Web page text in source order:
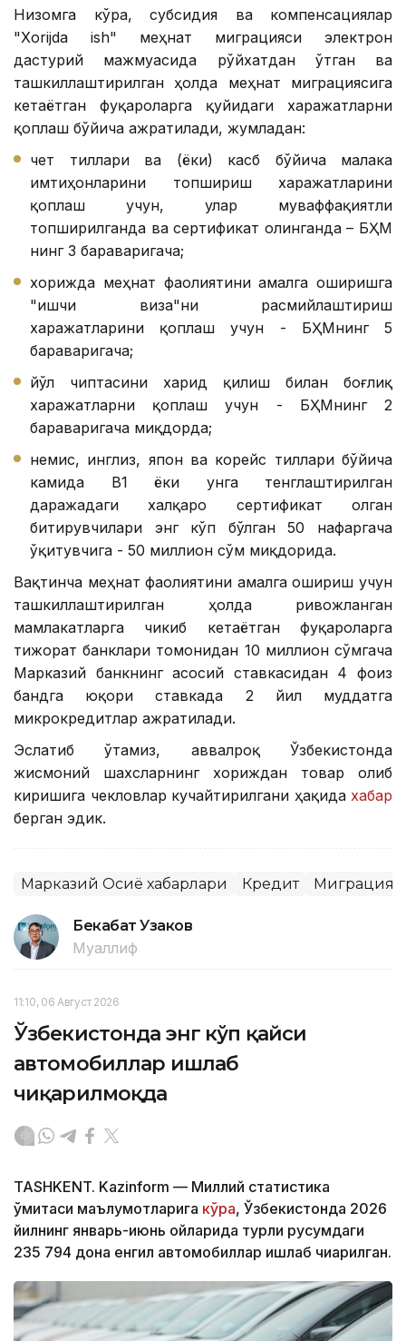
Низомга кўра, субсидия ва компенсациялар
"Xorijda ish" меҳнат миграцияси электрон
дастурий мажмуасида рўйхатдан ўтган ва
ташкиллаштирилган ҳолда меҳнат миграциясига
кетаётган фуқароларга қуйидаги харажатларни
қоплаш бўйича ажратилади, жумладан:
чет тиллари ва (ёки) касб бўйича малака
имтиҳонларини топшириш харажатларини
қоплаш учун, улар муваффақиятли
топширилганда ва сертификат олинганда – БҲМ
нинг 3 бараваригача;
хорижда меҳнат фаолиятини амалга оширишга
"ишчи виза"ни расмийлаштириш
харажатларини қоплаш учун - БҲМнинг 5
бараваригача;
йўл чиптасини харид қилиш билан боғлиқ
харажатларни қоплаш учун - БҲМнинг 2
бараваригача миқдорда;
немис, инглиз, япон ва корейс тиллари бўйича
камида B1 ёки унга тенглаштирилган
даражадаги халқаро сертификат олган
битирувчилари энг кўп бўлган 50 нафаргача
ўқитувчига - 50 миллион сўм миқдорида.
Вақтинча меҳнат фаолиятини амалга ошириш учун
ташкиллаштирилган ҳолда ривожланган
мамлакатларга чикиб кетаётган фуқароларга
тижорат банклари томонидан 10 миллион сўмгача
Марказий банкнинг асосий ставкасидан 4 фоиз
бандга юқори ставкада 2 йил муддатга
микрокредитлар ажратилади.
Эслатиб ўтамиз, аввалроқ Ўзбекистонда
жисмоний шахсларнинг хориждан товар олиб
киришига чекловлар кучайтирилгани ҳақида хабар
берган эдик.
Марказий Осиё хабарлари Кредит Миграция
Бекабат Узаков
Муаллиф
11:10, 06 Август 2026
Ўзбекистонда энг кўп қайси
автомобиллар ишлаб
чиқарилмоқда
TASHKENT. Kazinform — Миллий статистика
қўмитаси маълумотларига кўра, Ўзбекистонда 2026
йилнинг январь-июнь ойларида турли русумдаги
235 794 дона енгил автомобиллар ишлаб чиқарилган.